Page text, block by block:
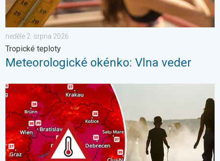
neděle 2. srpna 2026
Tropické teploty
Meteorologické okénko: Vlna veder
Extrémní teploty ve východní Evropě. Přes 40 stupňů. . . úterý